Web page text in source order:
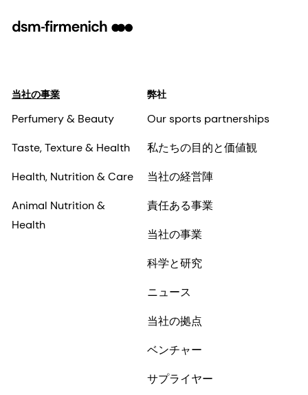
当社の事業
Perfumery & Beauty
Taste, Texture & Health
Health, Nutrition & Care
Animal Nutrition &
Health
弊社
Our sports partnerships
私たちの目的と価値観
当社の経営陣
責任ある事業
当社の事業
科学と研究
ニュース
当社の拠点
ベンチャー
サプライヤー